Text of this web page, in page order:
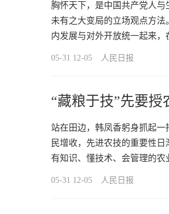
胸怀天下，是中国共产党人
未有之大变局的立场观点方
内发展与对外开放统一起来，
05-31 12-05 人民日报
“藏粮于技”先要授
站在田边，韩凤香躬身抓起一
民增收，先进农技的重要性
有知识、懂技术、会管理的农
05-31 12-05 人民日报